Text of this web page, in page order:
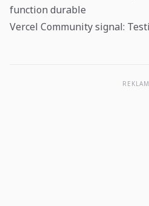
function durable
Vercel Community signal:
REKLAM